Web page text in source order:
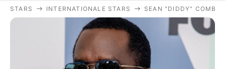
Royals
Stars
Filme & Serien
STARS INTERNATIONALE STARS SEAN "DIDDY" COMBS